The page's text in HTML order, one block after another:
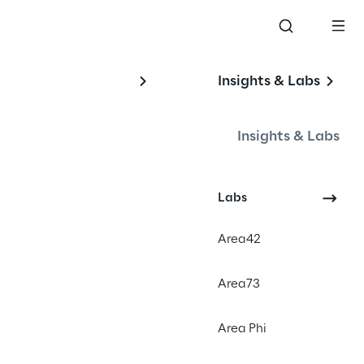
Insights & Labs
Insights & Labs
Labs
Area42
Area73
Area Phi